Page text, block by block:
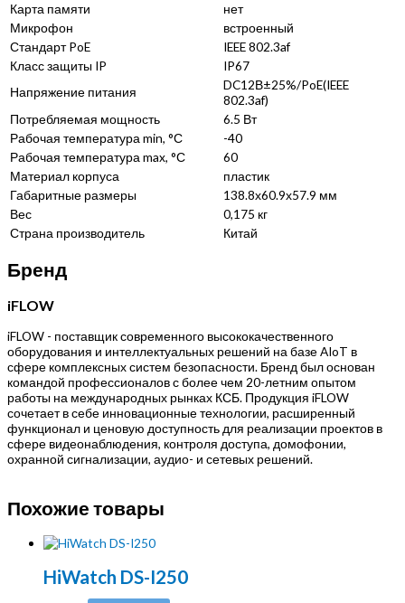
Карта памяти
нет
Микрофон
встроенный
Стандарт PoE
IEEE 802.3af
Класс защиты IP
IP67
Напряжение питания
DC12В±25%/PoE(IEEE
802.3af)
Потребляемая мощность
6.5 Вт
Рабочая температура min, °С
-40
Рабочая температура max, °С
60
Материал корпуса
пластик
Габаритные размеры
138.8х60.9х57.9 мм
Вес
0,175 кг
Страна производитель
Китай
Бренд
iFLOW
iFLOW - поставщик современного высококачественного
оборудования и интеллектуальных решений на базе AIoT в
сфере комплексных систем безопасности. Бренд был основан
командой профессионалов с более чем 20-летним опытом
работы на международных рынках КСБ. Продукция iFLOW
сочетает в себе инновационные технологии, расширенный
функционал и ценовую доступность для реализации проектов в
сфере видеонаблюдения, контроля доступа, домофонии,
охранной сигнализации, аудио- и сетевых решений.
Похожие товары
HiWatch DS-I250